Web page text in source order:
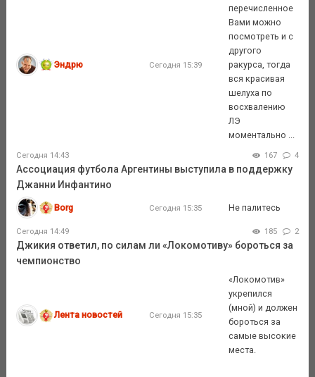
Эндрю Сегодня 15:39
перечисленное
Вами можно
посмотреть и с
другого
ракурса, тогда
вся красивая
шелуха по
восхвалению
ЛЭ
моментально ...
Сегодня 14:43 167 4
Ассоциация футбола Аргентины выступила в поддержку
Джанни Инфантино
Borg Сегодня 15:35 Не палитесь
Сегодня 14:49 185 2
Джикия ответил, по силам ли «Локомотиву» бороться за
чемпионство
Лента новостей Сегодня 15:35
«Локомотив»
укрепился
(мной) и должен
бороться за
самые высокие
места.